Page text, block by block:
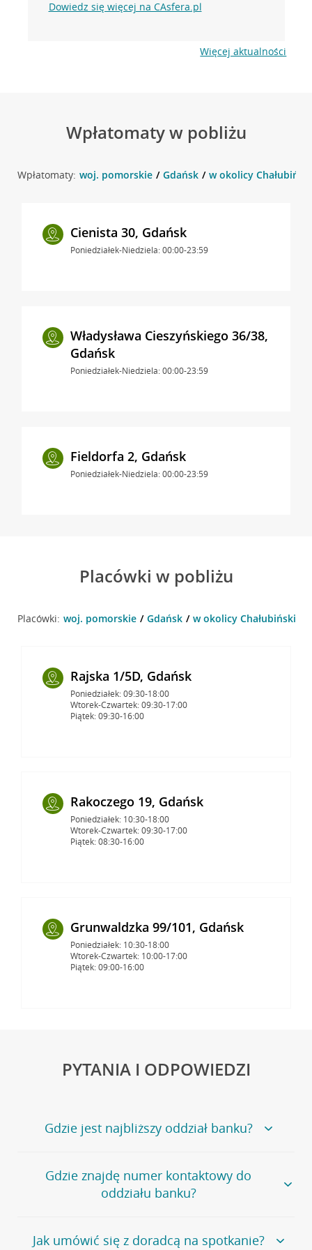
Dowiedz się więcej na CAsfera.pl
Więcej aktualności
Wpłatomaty w pobliżu
Wpłatomaty: woj. pomorskie Gdańsk w okolicy
Cienista 30, Gdańsk
Poniedziałek-Niedziela: 00:00-23:59
Władysława Cieszyńskiego 36/38,
Gdańsk
Poniedziałek-Niedziela: 00:00-23:59
Fieldorfa 2, Gdańsk
Poniedziałek-Niedziela: 00:00-23:59
Placówki w pobliżu
Placówki: woj. pomorskie Gdańsk w okolicy
Rajska 1/5D, Gdańsk
Poniedziałek: 09:30-18:00
Wtorek-Czwartek: 09:30-17:00
Piątek: 09:30-16:00
Rakoczego 19, Gdańsk
Poniedziałek: 10:30-18:00
Wtorek-Czwartek: 09:30-17:00
Piątek: 08:30-16:00
Grunwaldzka 99/101, Gdańsk
Poniedziałek: 10:30-18:00
Wtorek-Czwartek: 10:00-17:00
Piątek: 09:00-16:00
PYTANIA I ODPOWIEDZI
Gdzie jest najbliższy oddział banku?
Jeśli szukasz oddziału naszego banku, zapraszamy na
stronęPlacówki i bankomaty, na której znajduje się
wygodna wyszukiwarka.
oddziałów
Gdzie znajdę numer kontaktowy do
oddziału banku?
Bank Credit Agricole nie udostępnia ogólnego numeru
telefonu do placówki bankowej.
Jak umówić się z doradcą na spotkanie?